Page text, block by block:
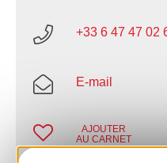
+33 6 47 47 02
E-mail
AJOUTER
AU CARNET